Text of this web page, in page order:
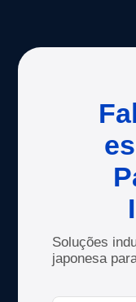
Soluções
japonesa